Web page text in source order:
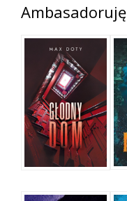
Ambasadoruję